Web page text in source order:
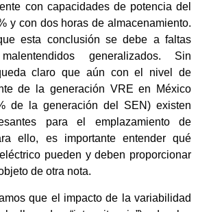
con capacidades de potencia del
y con dos horas de almacenamiento.
esta conclusión se debe a faltas
generalizados. Sin
claro que aún con el nivel de
de la generación VRE en México
de la generación del SEN) existen
para el emplazamiento de
ello, es importante entender qué
pueden y deben proporcionar
de otra nota.
que el impacto de la variabilidad